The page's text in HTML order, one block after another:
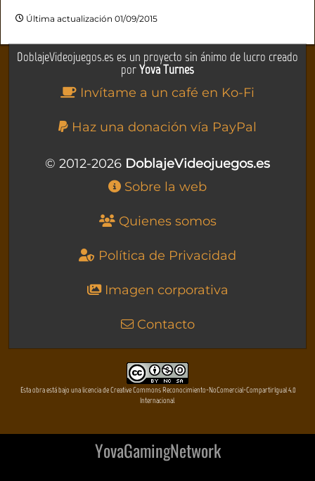
Última actualización 01/09/2015
DoblajeVideojuegos.es es un proyecto sin ánimo de lucro creado
porYova Turnes
Invítame a un café en Ko-Fi
Haz una donación vía PayPal
© 2012-2026 DoblajeVideojuegos.es
Sobre la web
Quienes somos
Política de Privacidad
Imagen corporativa
Contacto
Esta obra está bajo una licencia de Creative Commons Reconocimiento-NoComercial-CompartirIgual 4.0
Internacional
YovaGamingNetwork